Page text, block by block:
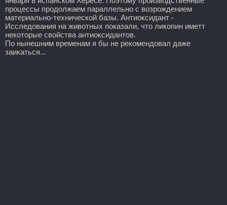
процессы продолжаем параллельно с возрождением
материально-технической базы. Антиоксидант -
Исследования на животных показали, что ликопин иметт
некоторые свойства антиоксидантов.
По нынешним временам я бы не рекомендовал даже
заикаться...